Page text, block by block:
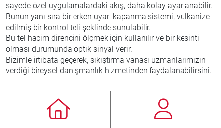
sayede özel uygulamalardaki akış, daha kolay ayarlanabilir.
Bunun yanı sıra bir erken uyarı kapanma sistemi, vulkanize
edilmiş bir kontrol teli şeklinde sunulabilir.
Bu tel hacim direncini ölçmek için kullanılır ve bir kesinti
olması durumunda optik sinyal verir.
Bizimle irtibata geçerek, sıkıştırma vanası uzmanlarımızın
verdiği bireysel danışmanlık hizmetinden faydalanabilirsini.